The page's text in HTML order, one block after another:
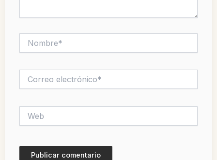
electrónico*